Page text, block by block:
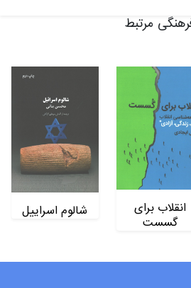
مرتبط
انقلاب برای
گسست
شالوم اسراییل